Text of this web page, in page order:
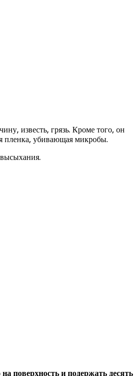
известь, грязь. Кроме того, он
пленка, убивающая микробы.
на поверхность и подержать десять